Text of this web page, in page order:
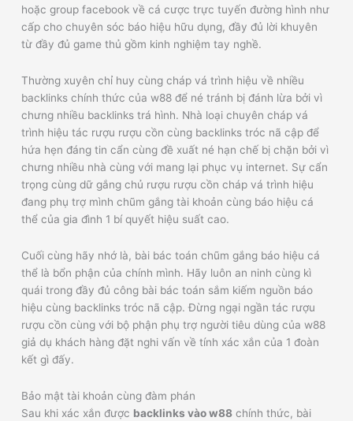
hoặc group facebook về cá cược trực tuyến đường hình như
cấp cho chuyên sóc báo hiệu hữu dụng, đầy đủ lời khuyên
từ đầy đủ game thủ gồm kinh nghiệm tay nghề.
Thường xuyên chỉ huy cùng cháp vá trình hiệu về nhiều
backlinks chính thức của w88 để né tránh bị đánh lừa bởi vì
chưng nhiều backlinks trá hình. Nhà loại chuyên cháp vá
trình hiệu tác rượu rượu cồn cùng backlinks tróc nã cập để
hứa hẹn đáng tin cẩn cùng đề xuất né hạn chế bị chặn bởi vì
chưng nhiều nhà cùng với mang lại phục vụ internet. Sự cẩn
trọng cùng dữ gắng chủ rượu rượu cồn cháp vá trình hiệu
đang phụ trợ mình chũm gắng tài khoản cùng báo hiệu cá
thể của gia đình 1 bí quyết hiệu suất cao.
Cuối cùng hãy nhớ là, bài bác toán chũm gắng báo hiệu cá
thể là bổn phận của chính mình. Hãy luôn an ninh cùng kì
quái trong đầy đủ công bài bác toán sắm kiếm nguồn báo
hiệu cùng backlinks tróc nã cập. Đừng ngại ngần tác rượu
rượu cồn cùng với bộ phận phụ trợ người tiêu dùng của w88
giả dụ khách hàng đặt nghi vấn về tính xác xắn của 1 đoàn
kết gì đấy.
Bảo mật tài khoản cùng đàm phán
Sau khi xác xắn được backlinks vào w88 chính thức, bài